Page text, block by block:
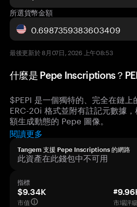
所選貨幣金額
最後更新於 8月07日, 2026 上午08:53
什麼是 Pepe Inscriptions？
$PEPI 是一個獨特的、完全在鏈
ERC-20i 格式並附有註記元數據
額生成動態的 Pepe 圖像。
閱讀更多
Tangem 支援 Pepe Inscriptions 的網路
此資產在此錢包中不可用
指標
$9.34K
市值
市場評級